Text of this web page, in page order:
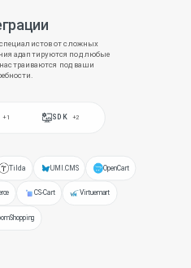
от сложных
адаптируются под любые
под ваши
+1 SDK +2
Tilda UMI.CMS OpenCart
CS-Cart Virtuemart